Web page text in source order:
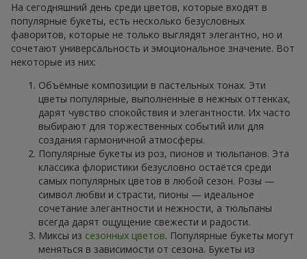
На сегодняшний день среди цветов, которые входят в
популярные букеты, есть несколько безусловных
фаворитов, которые не только выглядят элегантно, но и
сочетают универсальность и эмоциональное значение. Вот
некоторые из них:
Объёмные композиции в пастельных тонах. Эти
цветы популярные, выполненные в нежных оттенках,
дарят чувство спокойствия и элегантности. Их часто
выбирают для торжественных событий или для
создания гармоничной атмосферы.
Популярные букеты из роз, пионов и тюльпанов. Эта
классика флористики безусловно остаётся среди
самых популярных цветов в любой сезон. Розы —
символ любви и страсти, пионы — идеальное
сочетание элегантности и нежности, а тюльпаны
всегда дарят ощущение свежести и радости.
Миксы из сезонных цветов. Популярные букеты могут
меняться в зависимости от сезона. Букеты из